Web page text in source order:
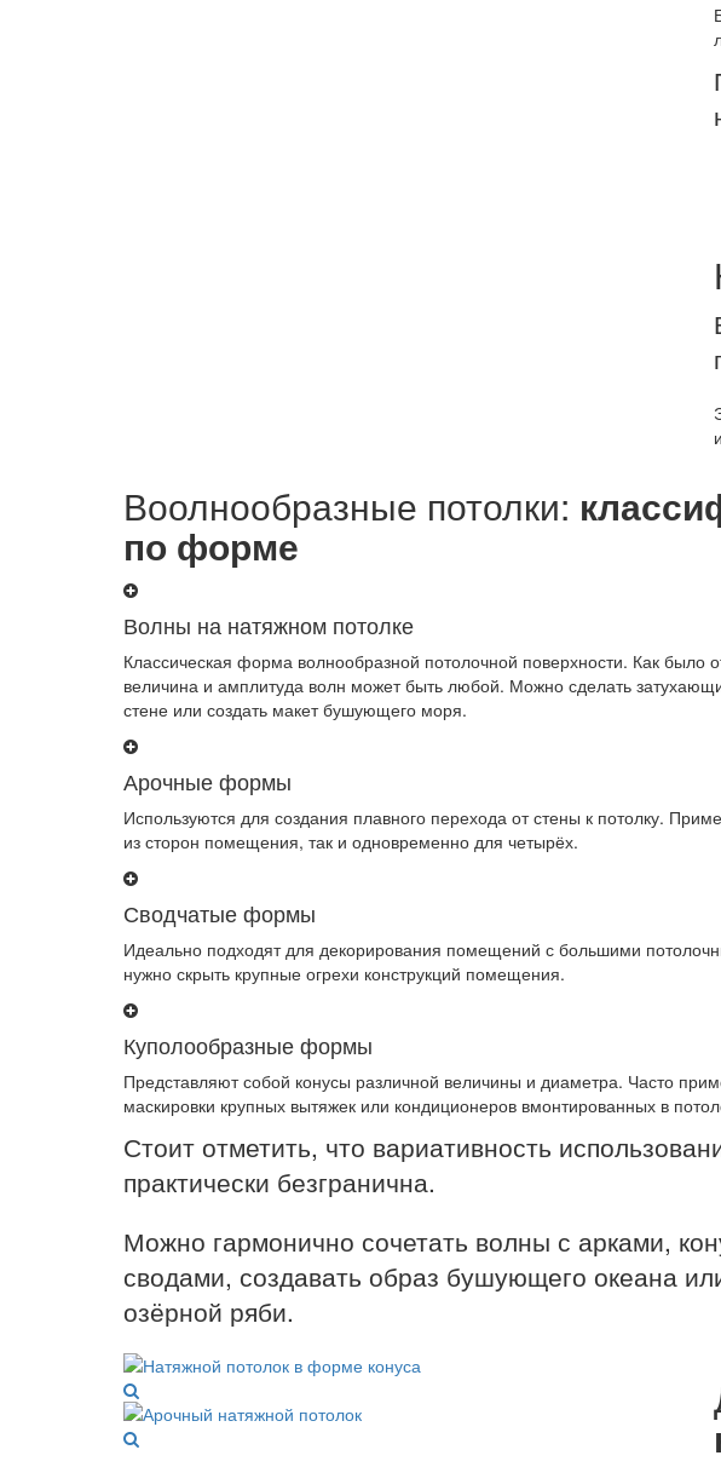
Воолнообразные потолки:
по форме
Волны на натяжном потолке
Классическая форма волнообразной потолочной поверхности. Как было
величина и амплитуда волн может быть любой. Можно сделать
стене или создать макет бушующего моря.
Арочные формы
Используются для создания плавного перехода от стены к потолку.
из сторон помещения, так и одновременно для четырёх.
Сводчатые формы
Идеально подходят для декорирования помещений с большими
нужно скрыть крупные огрехи конструкций помещения.
Куполообразные формы
Представляют собой конусы различной величины и диаметра. Часто
маскировки крупных вытяжек или кондиционеров вмонтированных в
Стоит отметить, что вариативность
практически безгранична.
Можно гармонично сочетать волны с арками,
сводами, создавать образ бушующего океана
озёрной ряби.